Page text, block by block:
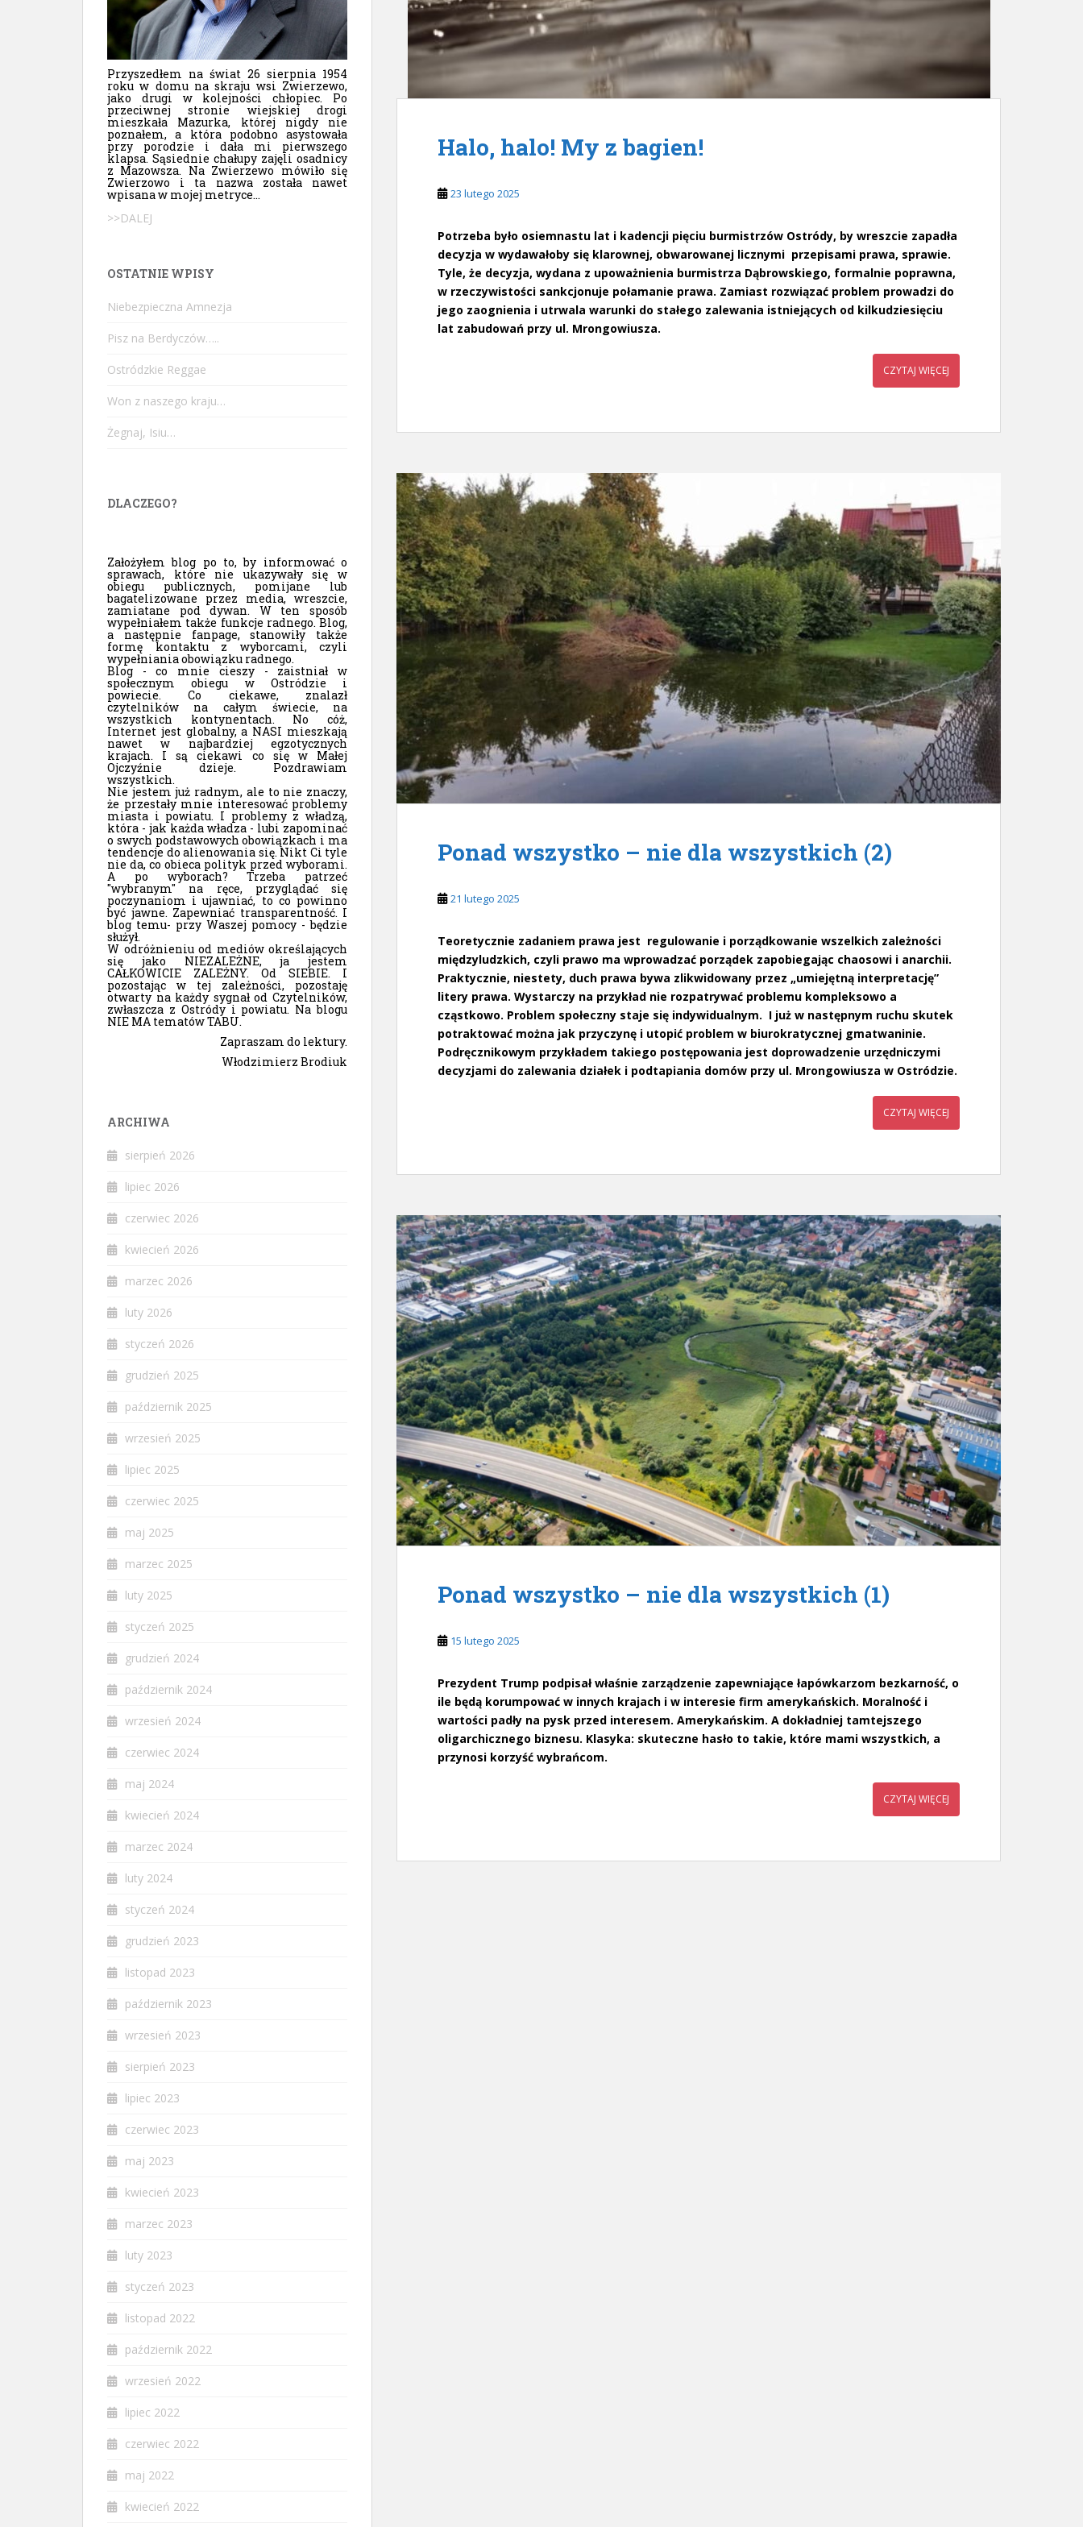
Halo, halo! My z bagien!
23 lutego 2025
Potrzeba było osiemnastu lat i kadencji pięciu burmistrzów Ostródy, by wreszcie zapadła
decyzja w wydawałoby się klarownej, obwarowanej licznymi przepisami prawa, sprawie.
Tyle, że decyzja, wydana z upoważnienia burmistrza Dąbrowskiego, formalnie poprawna,
w rzeczywistości sankcjonuje połamanie prawa. Zamiast rozwiązać problem prowadzi do
jego zaognienia i utrwala warunki do stałego zalewania istniejących od kilkudziesięciu
lat zabudowań przy ul. Mrongowiusza.
CZYTAJ WIĘCEJ
Ponad wszystko – nie dla wszystkich (2)
21 lutego 2025
Teoretycznie zadaniem prawa jest regulowanie i porządkowanie wszelkich zależności
międzyludzkich, czyli prawo ma wprowadzać porządek zapobiegając chaosowi i anarchii.
Praktycznie, niestety, duch prawa bywa zlikwidowany przez „umiejętną interpretację”
litery prawa. Wystarczy na przykład nie rozpatrywać problemu kompleksowo a
cząstkowo. Problem społeczny staje się indywidualnym. I już w następnym ruchu skutek
potraktować można jak przyczynę i utopić problem w biurokratycznej gmatwaninie.
Podręcznikowym przykładem takiego postępowania jest doprowadzenie urzędniczymi
decyzjami do zalewania działek i podtapiania domów przy ul. Mrongowiusza w Ostródzie.
CZYTAJ WIĘCEJ
Ponad wszystko – nie dla wszystkich (1)
15 lutego 2025
Prezydent Trump podpisał właśnie zarządzenie zapewniające łapówkarzom bezkarność, o
ile będą korumpować w innych krajach i w interesie firm amerykańskich. Moralność i
wartości padły na pysk przed interesem. Amerykańskim. A dokładniej tamtejszego
oligarchicznego biznesu. Klasyka: skuteczne hasło to takie, które mami wszystkich, a
przynosi korzyść wybrańcom.
CZYTAJ WIĘCEJ
Przyszedłem na świat 26 sierpnia 1954
roku w domu na skraju wsi Zwierzewo,
jako drugi w kolejności chłopiec. Po
przeciwnej stronie wiejskiej drogi
mieszkała Mazurka, której nigdy nie
poznałem, a która podobno asystowała
przy porodzie i dała mi pierwszego
klapsa. Sąsiednie chałupy zajęli osadnicy
z Mazowsza. Na Zwierzewo mówiło się
Zwierzowo i ta nazwa została nawet
wpisana w mojej metryce...
>>DALEJ
OSTATNIE WPISY
Niebezpieczna Amnezja
Pisz na Berdyczów…..
Ostródzkie Reggae
Won z naszego kraju…
Żegnaj, Isiu…
DLACZEGO?
Założyłem blog po to, by informować o
sprawach, które nie ukazywały się w
obiegu publicznych, pomijane lub
bagatelizowane przez media, wreszcie,
zamiatane pod dywan. W ten sposób
wypełniałem także funkcje radnego. Blog,
a następnie fanpage, stanowiły także
formę kontaktu z wyborcami, czyli
wypełniania obowiązku radnego.
Blog - co mnie cieszy - zaistniał w
społecznym obiegu w Ostródzie i
powiecie. Co ciekawe, znalazł
czytelników na całym świecie, na
wszystkich kontynentach. No cóż,
Internet jest globalny, a NASI mieszkają
nawet w najbardziej egzotycznych
krajach. I są ciekawi co się w Małej
Ojczyźnie dzieje. Pozdrawiam
wszystkich.
Nie jestem już radnym, ale to nie znaczy,
że przestały mnie interesować problemy
miasta i powiatu. I problemy z władzą,
która - jak każda władza - lubi zapominać
o swych podstawowych obowiązkach i ma
tendencje do alienowania się. Nikt Ci tyle
nie da, co obieca polityk przed wyborami.
A po wyborach? Trzeba patrzeć
"wybranym" na ręce, przyglądać się
poczynaniom i ujawniać, to co powinno
być jawne. Zapewniać transparentność. I
blog temu- przy Waszej pomocy - będzie
służył.
W odróżnieniu od mediów określających
się jako NIEZALEŻNE, ja jestem
CAŁKOWICIE ZALEŻNY. Od SIEBIE. I
pozostając w tej zależności, pozostaję
otwarty na każdy sygnał od Czytelników,
zwłaszcza z Ostródy i powiatu. Na blogu
NIE MA tematów TABU.
Zapraszam do lektury.
Włodzimierz Brodiuk
ARCHIWA
sierpień 2026
lipiec 2026
czerwiec 2026
kwiecień 2026
marzec 2026
luty 2026
styczeń 2026
grudzień 2025
październik 2025
wrzesień 2025
lipiec 2025
czerwiec 2025
maj 2025
marzec 2025
luty 2025
styczeń 2025
grudzień 2024
październik 2024
wrzesień 2024
czerwiec 2024
maj 2024
kwiecień 2024
marzec 2024
luty 2024
styczeń 2024
grudzień 2023
listopad 2023
październik 2023
wrzesień 2023
sierpień 2023
lipiec 2023
czerwiec 2023
maj 2023
kwiecień 2023
marzec 2023
luty 2023
styczeń 2023
listopad 2022
październik 2022
wrzesień 2022
lipiec 2022
czerwiec 2022
maj 2022
kwiecień 2022